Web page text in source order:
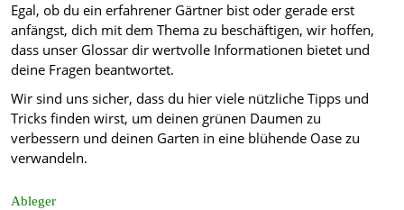
Egal, ob du ein erfahrener Gärtner bist oder gerade erst
anfängst, dich mit dem Thema zu beschäftigen, wir hoffen,
dass unser Glossar dir wertvolle Informationen bietet und
deine Fragen beantwortet.
Wir sind uns sicher, dass du hier viele nützliche Tipps und
Tricks finden wirst, um deinen grünen Daumen zu
verbessern und deinen Garten in eine blühende Oase zu
verwandeln.
Ableger